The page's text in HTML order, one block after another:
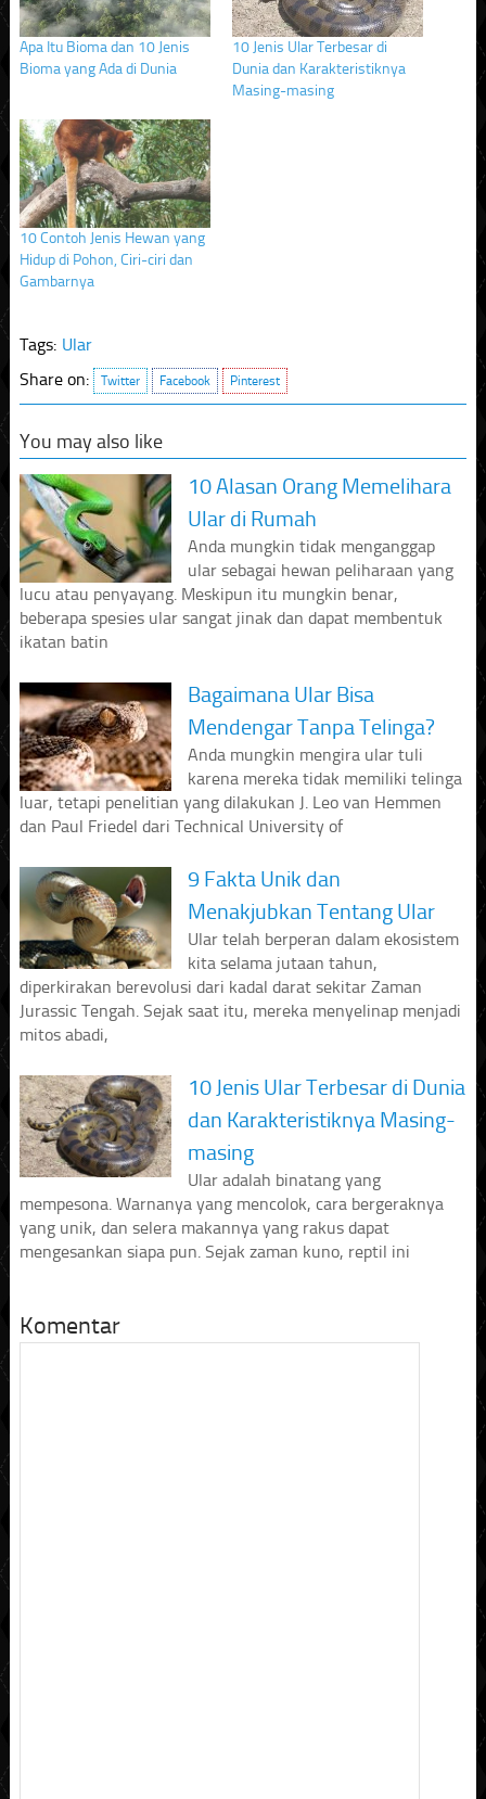
Apa Itu Bioma dan 10 Jenis
Bioma yang Ada di Dunia
10 Jenis Ular Terbesar di
Dunia dan Karakteristiknya
Masing-masing
10 Contoh Jenis Hewan yang
Hidup di Pohon, Ciri-ciri dan
Gambarnya
Tags: Ular
Share on:
Twitter Facebook Pinterest
You may also like
10 Alasan Orang Memelihara
Ular di Rumah
Anda mungkin tidak menganggap
ular sebagai hewan peliharaan yang
lucu atau penyayang. Meskipun itu mungkin benar,
beberapa spesies ular sangat jinak dan dapat membentuk
ikatan batin
Bagaimana Ular Bisa
Mendengar Tanpa Telinga?
Anda mungkin mengira ular tuli
karena mereka tidak memiliki telinga
luar, tetapi penelitian yang dilakukan J. Leo van Hemmen
dan Paul Friedel dari Technical University of
9 Fakta Unik dan
Menakjubkan Tentang Ular
Ular telah berperan dalam ekosistem
kita selama jutaan tahun,
diperkirakan berevolusi dari kadal darat sekitar Zaman
Jurassic Tengah. Sejak saat itu, mereka menyelinap menjadi
mitos abadi,
10 Jenis Ular Terbesar di Dunia
dan Karakteristiknya Masing-
masing
Ular adalah binatang yang
mempesona. Warnanya yang mencolok, cara bergeraknya
yang unik, dan selera makannya yang rakus dapat
mengesankan siapa pun. Sejak zaman kuno, reptil ini
Komentar